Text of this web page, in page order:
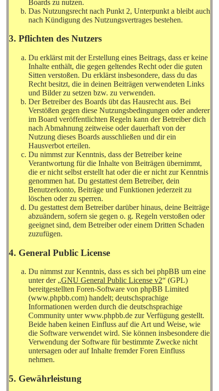
Boards zu nutzen.
Das Nutzungsrecht nach Punkt 2, Unterpunkt a bleibt auch
nach Kündigung des Nutzungsvertrages bestehen.
3. Pflichten des Nutzers
Du erklärst mit der Erstellung eines Beitrags, dass er keine
Inhalte enthält, die gegen geltendes Recht oder die guten
Sitten verstoßen. Du erklärst insbesondere, dass du das
Recht besitzt, die in deinen Beiträgen verwendeten Links
und Bilder zu setzen bzw. zu verwenden.
Der Betreiber des Boards übt das Hausrecht aus. Bei
Verstößen gegen diese Nutzungsbedingungen oder anderer
im Board veröffentlichten Regeln kann der Betreiber dich
nach Abmahnung zeitweise oder dauerhaft von der
Nutzung dieses Boards ausschließen und dir ein
Hausverbot erteilen.
Du nimmst zur Kenntnis, dass der Betreiber keine
Verantwortung für die Inhalte von Beiträgen übernimmt,
die er nicht selbst erstellt hat oder die er nicht zur Kenntnis
genommen hat. Du gestattest dem Betreiber, dein
Benutzerkonto, Beiträge und Funktionen jederzeit zu
löschen oder zu sperren.
Du gestattest dem Betreiber darüber hinaus, deine Beiträge
abzuändern, sofern sie gegen o. g. Regeln verstoßen oder
geeignet sind, dem Betreiber oder einem Dritten Schaden
zuzufügen.
4. General Public License
Du nimmst zur Kenntnis, dass es sich bei phpBB um eine
unter der „GNU General Public License v2“ (GPL)
bereitgestellten Foren-Software von phpBB Limited
(www.phpbb.com) handelt; deutschsprachige
Informationen werden durch die deutschsprachige
Community unter www.phpbb.de zur Verfügung gestellt.
Beide haben keinen Einfluss auf die Art und Weise, wie
die Software verwendet wird. Sie können insbesondere die
Verwendung der Software für bestimmte Zwecke nicht
untersagen oder auf Inhalte fremder Foren Einfluss
nehmen.
5. Gewährleistung